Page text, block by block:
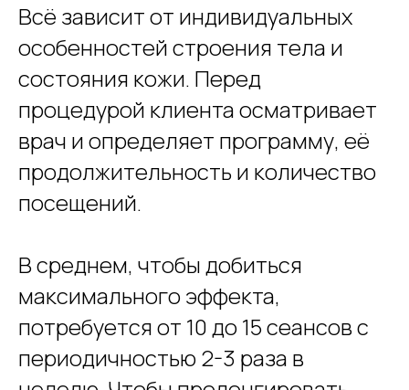
Всё зависит от индивидуальных
особенностей строения тела и
состояния кожи. Перед
процедурой клиента осматривает
врач и определяет программу, её
продолжительность и количество
посещений.
В среднем, чтобы добиться
максимального эффекта,
потребуется от 10 до 15 сеансов с
периодичностью 2-3 раза в